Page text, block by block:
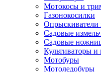
Мотокосы и
Газонокосилки
Опрыскиватели
Садовые
Садовые
Культиваторы и
Мотобуры
Мотоледобуры